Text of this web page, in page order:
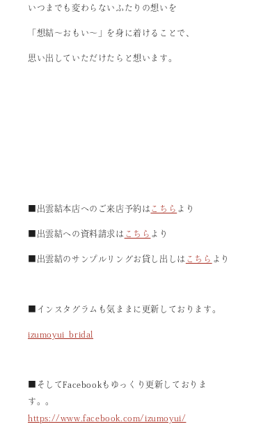
いつまでも変わらないふたりの想いを
「想結～おもい～」を身に着けることで、
思い出していただけたらと想います。
■出雲結本店へのご来店予約は こちら より
■出雲結への資料請求は こちら より
■出雲結のサンプルリングお貸し出しは こちら より
■インスタグラムも気ままに更新しております。
izumoyui_bridal
■そしてFacebookもゆっくり更新しておりま
す。。
https://www.facebook.com/izumoyui/